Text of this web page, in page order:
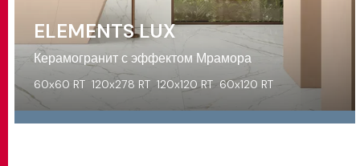
ELEMENTS LUX
Керамогранит с эффектом Мрамора
60x60 RT 120x278 RT 120x120 RT 60x120 RT